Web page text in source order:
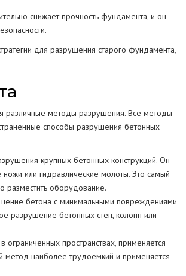
снижает прочность фундамента, и он
для разрушения старого фундамента,
различные методы разрушения. Все методы
способы разрушения бетонных
крупных бетонных конструкций. Он
ножи или гидравлические молоты. Это самый
разместить оборудование.
бетона с минимальными повреждениями
разрушение бетонных стен, колонн или
пространствах, применяется
метод наиболее трудоемкий и применяется